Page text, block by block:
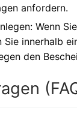
anfordern.
Wenn
Sie innerhalb
den